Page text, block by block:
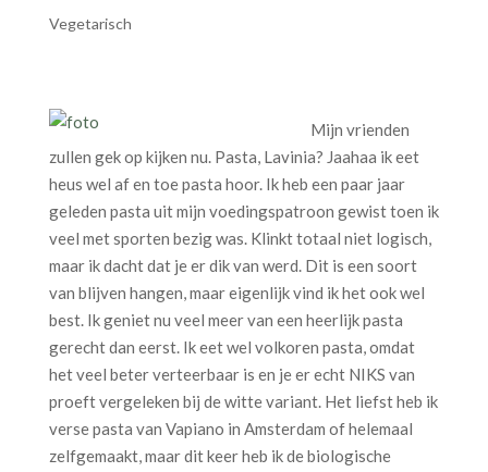
Vegetarisch
Mijn vrienden
zullen gek op kijken nu. Pasta, Lavinia? Jaahaa ik eet
heus wel af en toe pasta hoor. Ik heb een paar jaar
geleden pasta uit mijn voedingspatroon gewist toen ik
veel met sporten bezig was. Klinkt totaal niet logisch,
maar ik dacht dat je er dik van werd. Dit is een soort
van blijven hangen, maar eigenlijk vind ik het ook wel
best. Ik geniet nu veel meer van een heerlijk pasta
gerecht dan eerst. Ik eet wel volkoren pasta, omdat
het veel beter verteerbaar is en je er echt NIKS van
proeft vergeleken bij de witte variant. Het liefst heb ik
verse pasta van Vapiano in Amsterdam of helemaal
zelfgemaakt, maar dit keer heb ik de biologische